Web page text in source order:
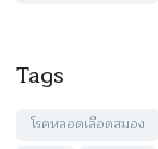
Tags
โรคหลอดเลือดสมอง